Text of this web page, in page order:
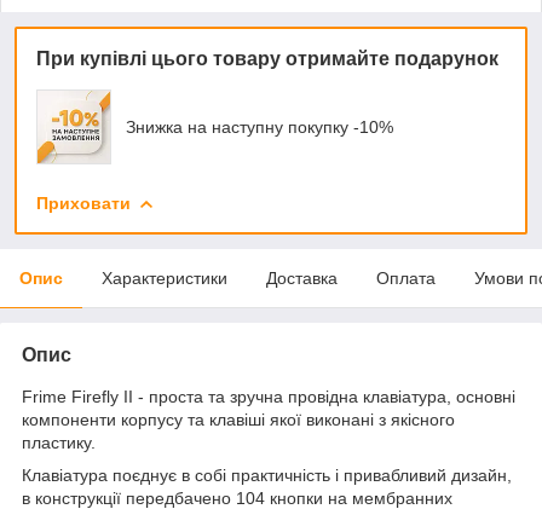
При купівлі цього товару отримайте подарунок
Знижка на наступну покупку -10%
Приховати
Опис Характеристики Доставка Оплата Умови
Опис
Frime Firefly II - проста та зручна провідна клавіатура, основні
компоненти корпусу та клавіші якої виконані з якісного
пластику.
Клавіатура поєднує в собі практичність і привабливий дизайн,
в конструкції передбачено 104 кнопки на мембранних